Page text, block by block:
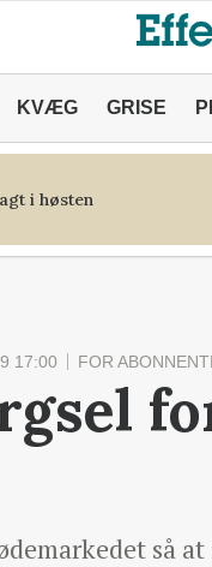
KVÆG GRISE
i høsten
17:00 FOR
så